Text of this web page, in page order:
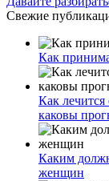
Свежие
Как
Как
каковы
Каким
женщин